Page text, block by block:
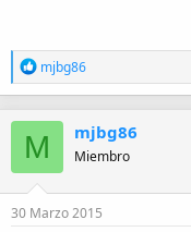
R
e
a
c
c
i
o
n
e
s
mjbg86
M mjbg86
Miembro
30 Marzo 2015